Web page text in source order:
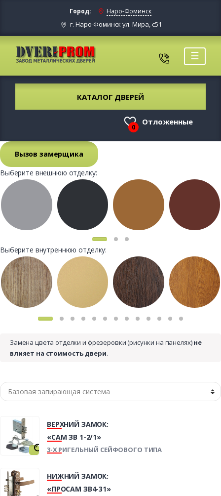
Город: Наро-Фоминск
г. Наро-Фоминск ул. Мира, с51
☰
КАТАЛОГ ДВЕРЕЙ
0
Отложенные
Вызов замерщика
Выберите внешнюю отделку:
Выберите внутреннюю отделку:
Замена цвета отделки и фрезеровки (рисунки на панелях)не
влияет на стоимость двери.
ВЕРХНИЙ ЗАМОК:
«САМ ЗВ 1-2/1»
3-Х РИГЕЛЬНЫЙ СЕЙФОВОГО ТИПА
НИЖНИЙ ЗАМОК:
«ПРОСАМ ЗВ4-31»